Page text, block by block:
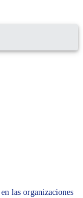
las organizaciones